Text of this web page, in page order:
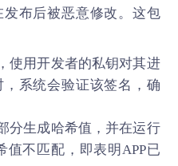
发布后被恶意修改。这包
使用开发者的私钥对其进
系统会验证该签名，确
分生成哈希值，并在运行
值不匹配，即表明APP已